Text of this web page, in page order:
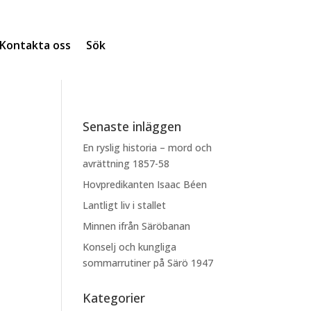
oss Sök
Senaste inläggen
En ryslig historia – mord och
avrättning 1857-58
Hovpredikanten Isaac Béen
Lantligt liv i stallet
Minnen ifrån Säröbanan
Konselj och kungliga
sommarrutiner på Särö 1947
Kategorier